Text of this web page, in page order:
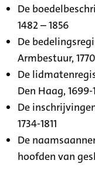
De
1482 – 1856
De
Armbestuur,
De
Den Haag, 1699-
De
1734-1811
De
hoofden van